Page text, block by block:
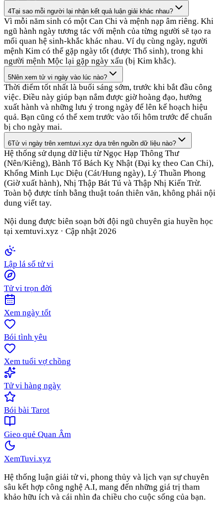
4Tại sao mỗi người lại nhận kết quả luận giải khác nhau?
Vì mỗi năm sinh có một Can Chi và mệnh nạp âm riêng. Khi
ngũ hành ngày tương tác với mệnh của từng người sẽ tạo ra
mối quan hệ sinh-khắc khác nhau. Ví dụ cùng ngày, người
mệnh Kim có thể gặp ngày tốt (được Thổ sinh), trong khi
người mệnh Mộc lại gặp ngày xấu (bị Kim khắc).
5Nên xem tử vi ngày vào lúc nào?
Thời điểm tốt nhất là buổi sáng sớm, trước khi bắt đầu công
việc. Điều này giúp bạn nắm được giờ hoàng đạo, hướng
xuất hành và những lưu ý trong ngày để lên kế hoạch hiệu
quả. Bạn cũng có thể xem trước vào tối hôm trước để chuẩn
bị cho ngày mai.
6Tử vi ngày trên xemtuvi.xyz dựa trên nguồn dữ liệu nào?
Hệ thống sử dụng dữ liệu từ Ngọc Hạp Thông Thư
(Nên/Kiêng), Bành Tổ Bách Kỵ Nhật (Đại kỵ theo Can Chi),
Khổng Minh Lục Diệu (Cát/Hung ngày), Lý Thuần Phong
(Giờ xuất hành), Nhị Thập Bát Tú và Thập Nhị Kiến Trừ.
Toàn bộ được tính bằng thuật toán thiên văn, không phải nội
dung viết tay.
Nội dung được biên soạn bởi đội ngũ chuyên gia huyền học
tại xemtuvi.xyz · Cập nhật 2026
Lập lá số tử vi
Tử vi trọn đời
Xem ngày tốt
Bói tình yêu
Xem tuổi vợ chồng
Tử vi hàng ngày
Bói bài Tarot
Gieo quẻ Quan Âm
XemTuvi.xyz
Hệ thống luận giải tử vi, phong thủy và lịch vạn sự chuyên
sâu kết hợp công nghệ A.I, mang đến những giá trị tham
khảo hữu ích và cái nhìn đa chiều cho cuộc sống của bạn.